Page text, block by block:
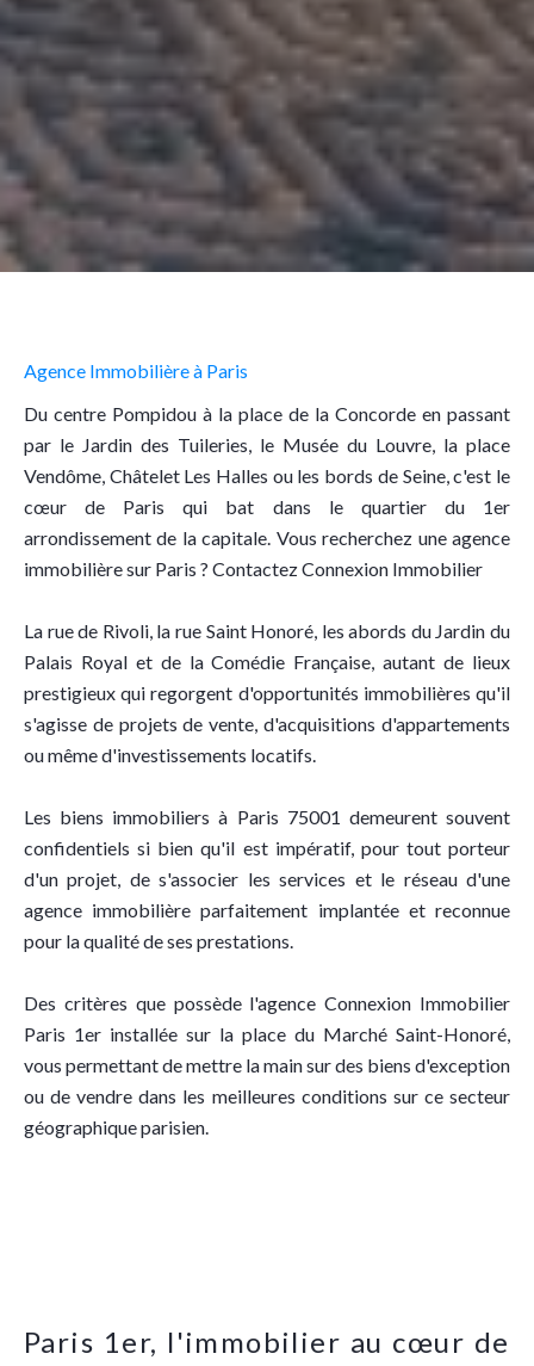
Agence Immobilière à Paris
Du centre Pompidou à la place de la Concorde en passant
par le Jardin des Tuileries, le Musée du Louvre, la place
Vendôme, Châtelet Les Halles ou les bords de Seine, c'est le
cœur de Paris qui bat dans le quartier du 1er
arrondissement de la capitale. Vous recherchez une agence
immobilière sur Paris ? Contactez Connexion Immobilier
La rue de Rivoli, la rue Saint Honoré, les abords du Jardin du
Palais Royal et de la Comédie Française, autant de lieux
prestigieux qui regorgent d'opportunités immobilières qu'il
s'agisse de projets de vente, d'acquisitions d'appartements
ou même d'investissements locatifs.
Les biens immobiliers à Paris 75001 demeurent souvent
confidentiels si bien qu'il est impératif, pour tout porteur
d'un projet, de s'associer les services et le réseau d'une
agence immobilière parfaitement implantée et reconnue
pour la qualité de ses prestations.
Des critères que possède l'agence Connexion Immobilier
Paris 1er installée sur la place du Marché Saint-Honoré,
vous permettant de mettre la main sur des biens d'exception
ou de vendre dans les meilleures conditions sur ce secteur
géographique parisien.
Paris 1er, l'immobilier au cœur de